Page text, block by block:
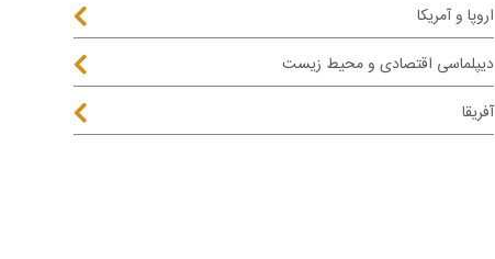
اروپا و آمریکا
دیپلماسی اقتصادی و محیط زیست
آفریقا